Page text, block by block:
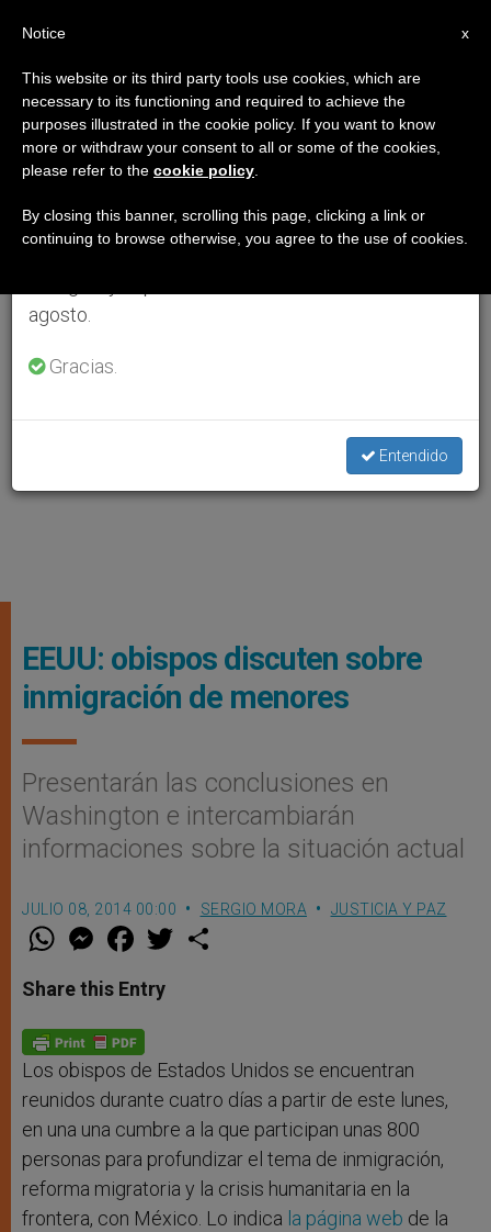
EEUU: obispos discuten sobre
inmigración de menores
Presentarán las conclusiones en
Washington e intercambiarán
informaciones sobre la situación actual
JULIO 08, 2014 00:00 SERGIO MORA JUSTICIA Y PAZ
W
t
s
p
p
M
e
s
e
g
e
r
F
a
e
b
o
k
w
Share this Entry
Los obispos de Estados Unidos se encuentran
reunidos durante cuatro días a partir de este lunes,
en una una cumbre a la que participan unas 800
personas para profundizar el tema de inmigración,
reforma migratoria y la crisis humanitaria en la
frontera, con México. Lo indica la página web de la
×
Aviso importante
Del 27 de julio al 7 de agosto haremos la pausa
anual, aprovechando que en el periodo de verano
se generan menos informaciones y también el
agosto.
Gracias.
Entendido
x
Notice
This website or its third party tools use cookies, which are
necessary to its functioning and required to achieve the
purposes illustrated in the cookie policy. If you want to know
more or withdraw your consent to all or some of the cookies,
please refer to the cookie policy
By closing this banner, scrolling this page, clicking a link or
continuing to browse otherwise, you agree to the use of cookies.